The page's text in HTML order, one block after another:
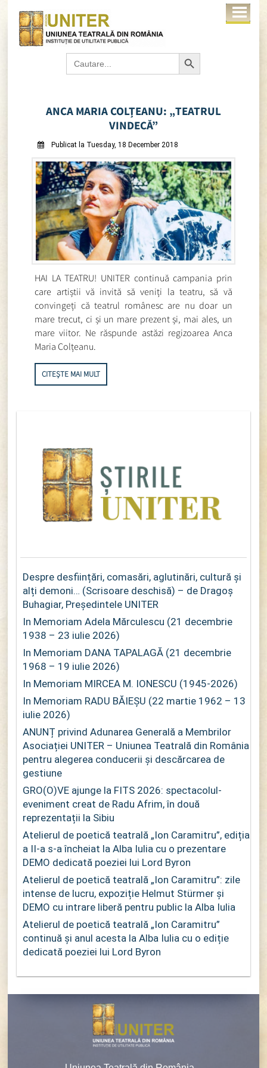
Search
for:
Search Button
ANCA MARIA COLȚEANU: „TEATRUL
VINDECĂ”
Publicat la Tuesday, 18 December 2018
HAI LA TEATRU! UNITER continuă campania prin
care artiștii vă invită să veniți la teatru, să vă
convingeți că teatrul românesc are nu doar un
mare trecut, ci și un mare prezent și, mai ales, un
mare viitor. Ne răspunde astăzi regizoarea Anca
Maria Colțeanu.
CITEȘTE MAI MULT
Despre desființări, comasări, aglutinări, cultură și
alți demoni… (Scrisoare deschisă) – de Dragoș
Buhagiar, Președintele UNITER
In Memoriam Adela Mărculescu (21 decembrie
1938 – 23 iulie 2026)
In Memoriam DANA TAPALAGĂ (21 decembrie
1968 – 19 iulie 2026)
In Memoriam MIRCEA M. IONESCU (1945-2026)
In Memoriam RADU BĂIEȘU (22 martie 1962 – 13
iulie 2026)
ANUNȚ privind Adunarea Generală a Membrilor
Asociației UNITER – Uniunea Teatrală din România
pentru alegerea conducerii și descărcarea de
gestiune
GRO(O)VE ajunge la FITS 2026: spectacolul-
eveniment creat de Radu Afrim, în două
reprezentații la Sibiu
Atelierul de poetică teatrală „Ion Caramitru”, ediția
a II-a s-a încheiat la Alba Iulia cu o prezentare
DEMO dedicată poeziei lui Lord Byron
Atelierul de poetică teatrală „Ion Caramitru”: zile
intense de lucru, expoziție Helmut Stürmer și
DEMO cu intrare liberă pentru public la Alba Iulia
Atelierul de poetică teatrală „Ion Caramitru”
continuă și anul acesta la Alba Iulia cu o ediție
dedicată poeziei lui Lord Byron